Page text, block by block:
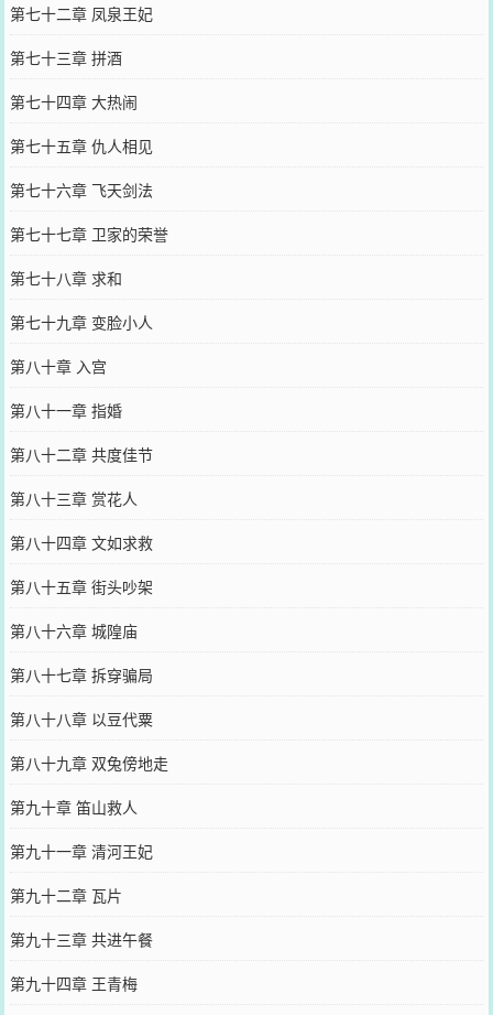
第七十二章 凤泉王妃
第七十三章 拼酒
第七十四章 大热闹
第七十五章 仇人相见
第七十六章 飞天剑法
第七十七章 卫家的荣誉
第七十八章 求和
第七十九章 变脸小人
第八十章 入宫
第八十一章 指婚
第八十二章 共度佳节
第八十三章 赏花人
第八十四章 文如求救
第八十五章 街头吵架
第八十六章 城隍庙
第八十七章 拆穿骗局
第八十八章 以豆代粟
第八十九章 双兔傍地走
第九十章 笛山救人
第九十一章 清河王妃
第九十二章 瓦片
第九十三章 共进午餐
第九十四章 王青梅